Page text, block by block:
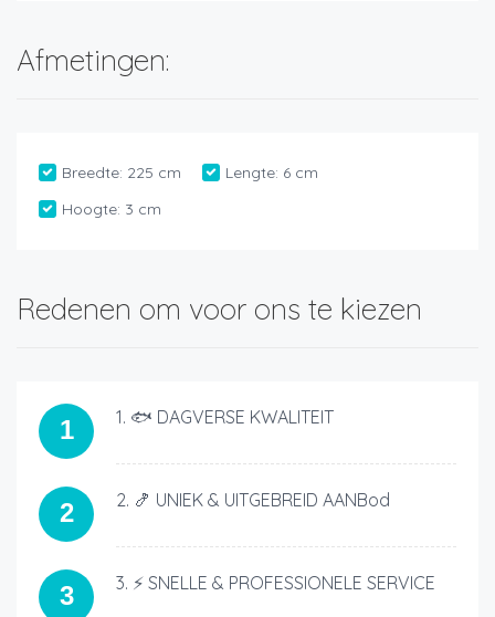
Afmetingen:
Breedte: 225 cm Lengte: 6 cm
Hoogte: 3 cm
Redenen om voor ons te kiezen
1 1. 🐟 DAGVERSE KWALITEIT
2 2. 🍤 UNIEK & UITGEBREID AANBod
3 3. ⚡ SNELLE & PROFESSIONELE SERVICE